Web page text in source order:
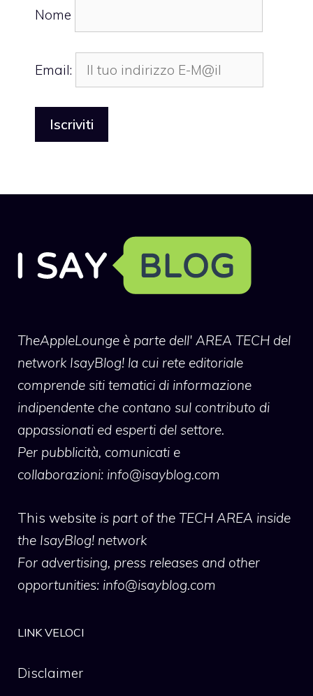
Nome
Email:
TheAppleLounge è parte dell' AREA TECH del
network IsayBlog! la cui rete editoriale
comprende siti tematici di informazione
indipendente che contano sul contributo di
appassionati ed esperti del settore.
Per pubblicità, comunicati e
collaborazioni: info@isayblog.com
This website is part of the TECH AREA inside
the IsayBlog! network
For advertising, press releases and other
opportunities: info@isayblog.com
LINK VELOCI
Disclaimer